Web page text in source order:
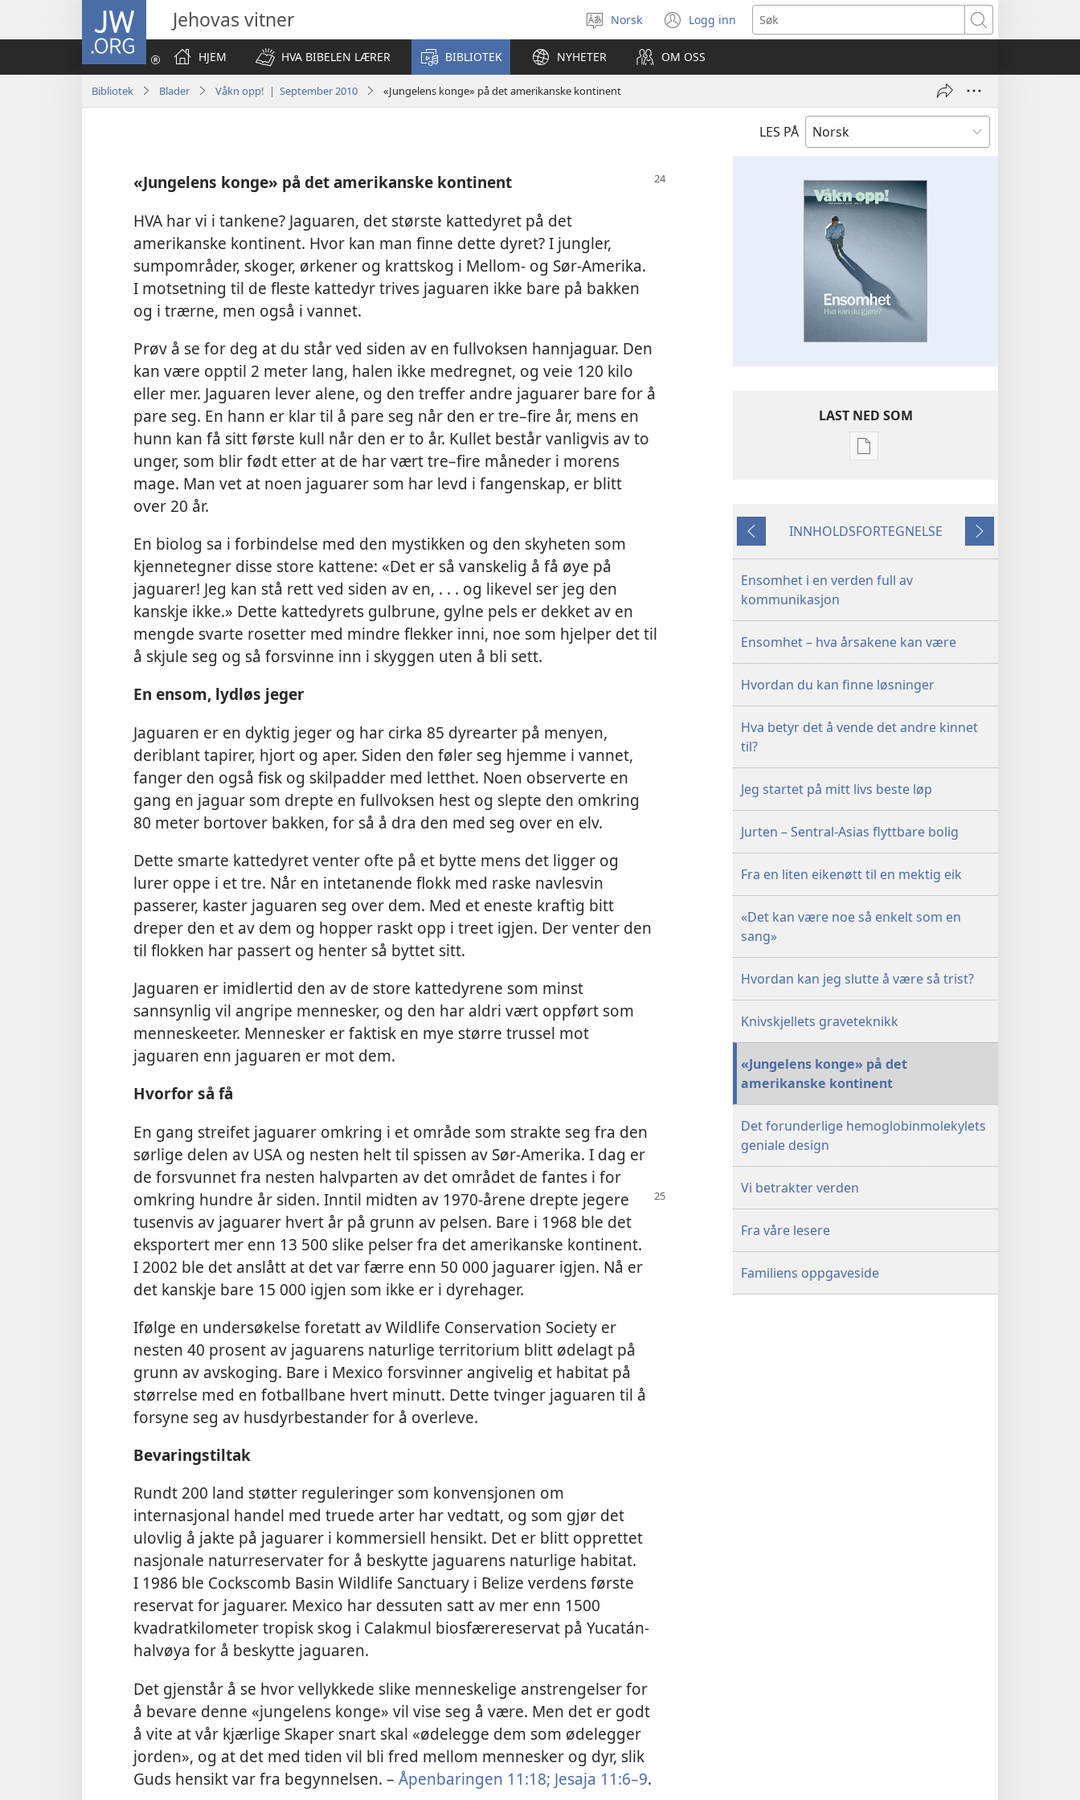
JW.ORG Jehovas vitner
Velg
språk
Norsk Logg inn
(åpner
nytt
vindu)
Søk
HJEM
HVA BIBELEN LÆRER BIBLIOTEK NYHETER OM OSS
Bibliotek Blader Våkn opp! | September 2010 «Jungelens konge» på det amerikanske kontinent
LES PÅ
«Jungelens konge» på det amerikanske kontinent
HVA har vi i tankene? Jaguaren, det største kattedyret på det
amerikanske kontinent. Hvor kan man finne dette dyret? I jungler,
sumpområder, skoger, ørkener og krattskog i Mellom- og Sør-Amerika.
I motsetning til de fleste kattedyr trives jaguaren ikke bare på bakken
og i trærne, men også i vannet.
Prøv å se for deg at du står ved siden av en fullvoksen hannjaguar. Den
kan være opptil 2 meter lang, halen ikke medregnet, og veie 120 kilo
eller mer. Jaguaren lever alene, og den treffer andre jaguarer bare for å
pare seg. En hann er klar til å pare seg når den er tre–fire år, mens en
hunn kan få sitt første kull når den er to år. Kullet består vanligvis av to
unger, som blir født etter at de har vært tre–fire måneder i morens
mage. Man vet at noen jaguarer som har levd i fangenskap, er blitt
over 20 år.
En biolog sa i forbindelse med den mystikken og den skyheten som
kjennetegner disse store kattene: «Det er så vanskelig å få øye på
jaguarer! Jeg kan stå rett ved siden av en, . . . og likevel ser jeg den
kanskje ikke.» Dette kattedyrets gulbrune, gylne pels er dekket av en
mengde svarte rosetter med mindre flekker inni, noe som hjelper det til
å skjule seg og så forsvinne inn i skyggen uten å bli sett.
En ensom, lydløs jeger
Jaguaren er en dyktig jeger og har cirka 85 dyrearter på menyen,
deriblant tapirer, hjort og aper. Siden den føler seg hjemme i vannet,
fanger den også fisk og skilpadder med letthet. Noen observerte en
gang en jaguar som drepte en fullvoksen hest og slepte den omkring
80 meter bortover bakken, for så å dra den med seg over en elv.
Dette smarte kattedyret venter ofte på et bytte mens det ligger og
lurer oppe i et tre. Når en intetanende flokk med raske navlesvin
passerer, kaster jaguaren seg over dem. Med et eneste kraftig bitt
dreper den et av dem og hopper raskt opp i treet igjen. Der venter den
til flokken har passert og henter så byttet sitt.
Jaguaren er imidlertid den av de store kattedyrene som minst
sannsynlig vil angripe mennesker, og den har aldri vært oppført som
menneskeeter. Mennesker er faktisk en mye større trussel mot
jaguaren enn jaguaren er mot dem.
Hvorfor så få
En gang streifet jaguarer omkring i et område som strakte seg fra den
sørlige delen av USA og nesten helt til spissen av Sør-Amerika. I dag er
de forsvunnet fra nesten halvparten av det området de fantes i for
omkring hundre år siden. Inntil midten av 1970-årene drepte jegere
tusenvis av jaguarer hvert år på grunn av pelsen. Bare i 1968 ble det
eksportert mer enn 13 500 slike pelser fra det amerikanske kontinent.
I 2002 ble det anslått at det var færre enn 50 000 jaguarer igjen. Nå er
det kanskje bare 15 000 igjen som ikke er i dyrehager.
Ifølge en undersøkelse foretatt av Wildlife Conservation Society er
nesten 40 prosent av jaguarens naturlige territorium blitt ødelagt på
grunn av avskoging. Bare i Mexico forsvinner angivelig et habitat på
størrelse med en fotballbane hvert minutt. Dette tvinger jaguaren til å
forsyne seg av husdyrbestander for å overleve.
Bevaringstiltak
Rundt 200 land støtter reguleringer som konvensjonen om
internasjonal handel med truede arter har vedtatt, og som gjør det
ulovlig å jakte på jaguarer i kommersiell hensikt. Det er blitt opprettet
nasjonale naturreservater for å beskytte jaguarens naturlige habitat.
I 1986 ble Cockscomb Basin Wildlife Sanctuary i Belize verdens første
reservat for jaguarer. Mexico har dessuten satt av mer enn 1500
kvadratkilometer tropisk skog i Calakmul biosfærereservat på Yucatán-
halvøya for å beskytte jaguaren.
Det gjenstår å se hvor vellykkede slike menneskelige anstrengelser for
å bevare denne «jungelens konge» vil vise seg å være. Men det er godt
å vite at vår kjærlige Skaper snart skal «ødelegge dem som ødelegger
jorden», og at det med tiden vil bli fred mellom mennesker og dyr, slik
Guds hensikt var fra begynnelsen. – Åpenbaringen 11:18; Jesaja 11:6–9.
LAST NED SOM
Nedlastingsalternativer
OPP!
Forrige
INNHOLDSFORTEGNELSE
Neste
Ensomhet i en verden full av
kommunikasjon
Ensomhet – hva årsakene kan være
Hvordan du kan finne løsninger
Hva betyr det å vende det andre kinnet
til?
Jeg startet på mitt livs beste løp
Jurten – Sentral-Asias flyttbare bolig
Fra en liten eikenøtt til en mektig eik
«Det kan være noe så enkelt som en
sang»
Hvordan kan jeg slutte å være så trist?
Knivskjellets graveteknikk
«Jungelens konge» på det
amerikanske kontinent
Det forunderlige hemoglobinmolekylets
geniale design
Vi betrakter verden
Fra våre lesere
Familiens oppgaveside